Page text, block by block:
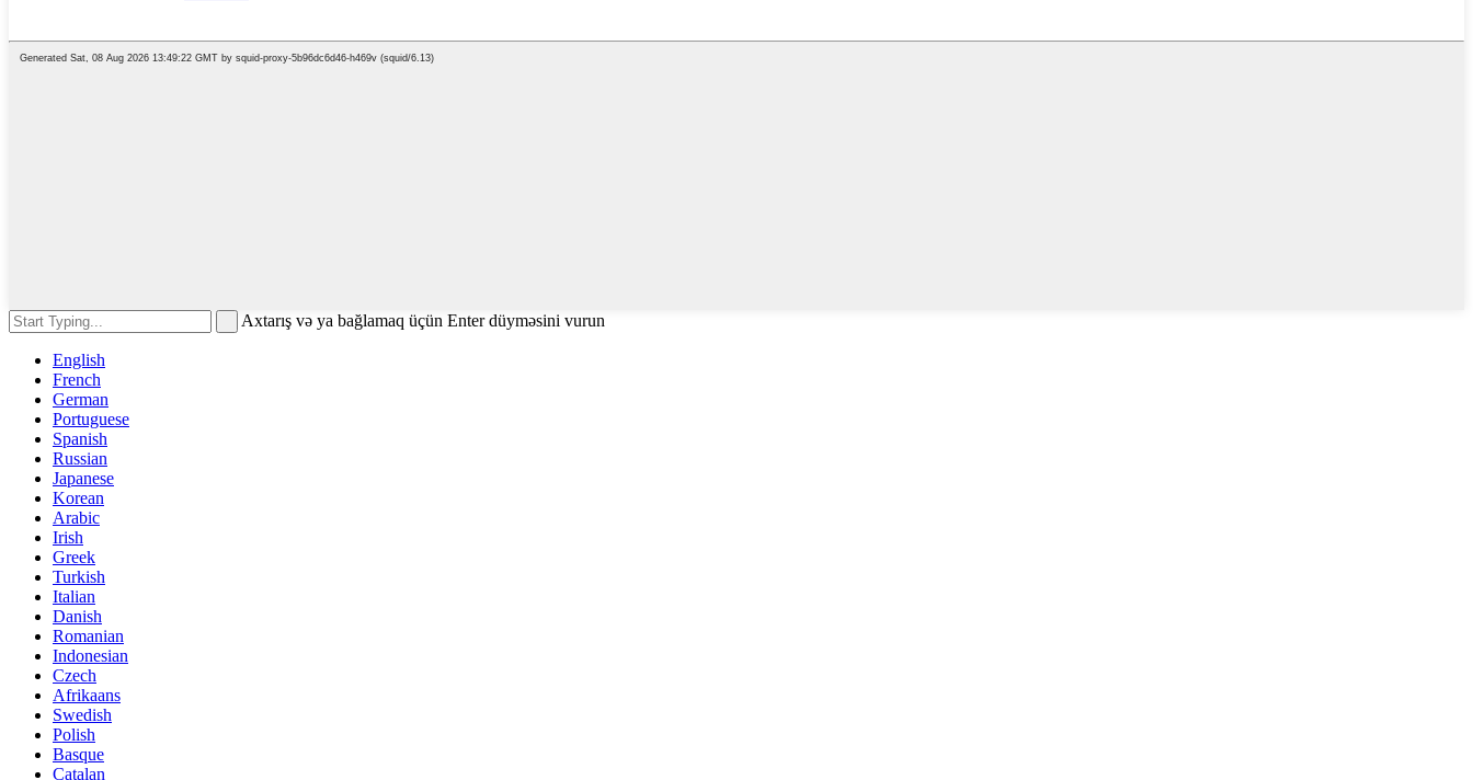
Axtarış və ya bağlamaq üçün Enter düyməsini vurun
English
French
German
Portuguese
Spanish
Russian
Japanese
Korean
Arabic
Irish
Greek
Turkish
Italian
Danish
Romanian
Indonesian
Czech
Afrikaans
Swedish
Polish
Basque
Catalan